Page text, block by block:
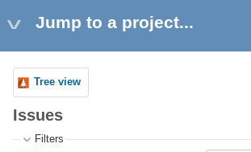
Jump to a project...
Tree view
Issues
Filters